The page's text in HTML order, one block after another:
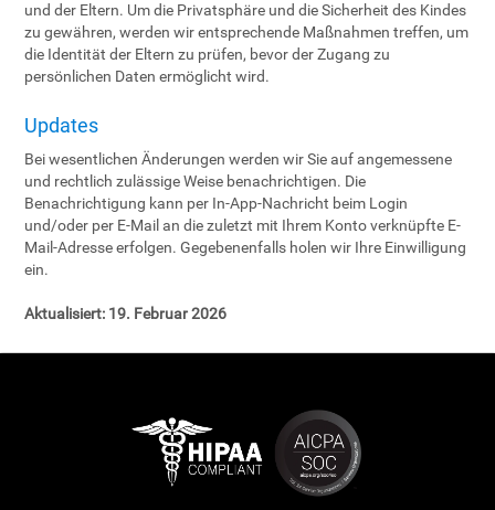
und der Eltern. Um die Privatsphäre und die Sicherheit des Kindes
zu gewähren, werden wir entsprechende Maßnahmen treffen, um
die Identität der Eltern zu prüfen, bevor der Zugang zu
persönlichen Daten ermöglicht wird.
Updates
Bei wesentlichen Änderungen werden wir Sie auf angemessene
und rechtlich zulässige Weise benachrichtigen. Die
Benachrichtigung kann per In-App-Nachricht beim Login
und/oder per E-Mail an die zuletzt mit Ihrem Konto verknüpfte E-
Mail-Adresse erfolgen. Gegebenenfalls holen wir Ihre Einwilligung
ein.
Aktualisiert: 19. Februar 2026